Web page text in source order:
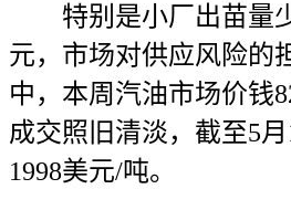
特别是小厂出苗量
元，市场对供应风险的
中，本周汽油市场价钱
成交照旧清淡，截至5
1998美元/吨。